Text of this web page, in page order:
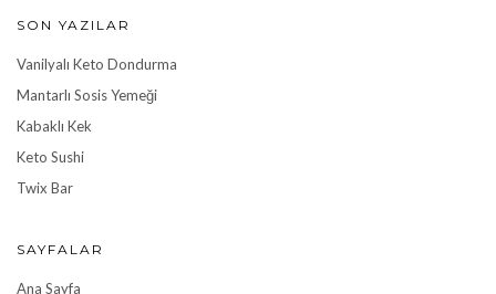
SON YAZILAR
Vanilyalı Keto Dondurma
Mantarlı Sosis Yemeği
Kabaklı Kek
Keto Sushi
Twix Bar
SAYFALAR
Ana Sayfa